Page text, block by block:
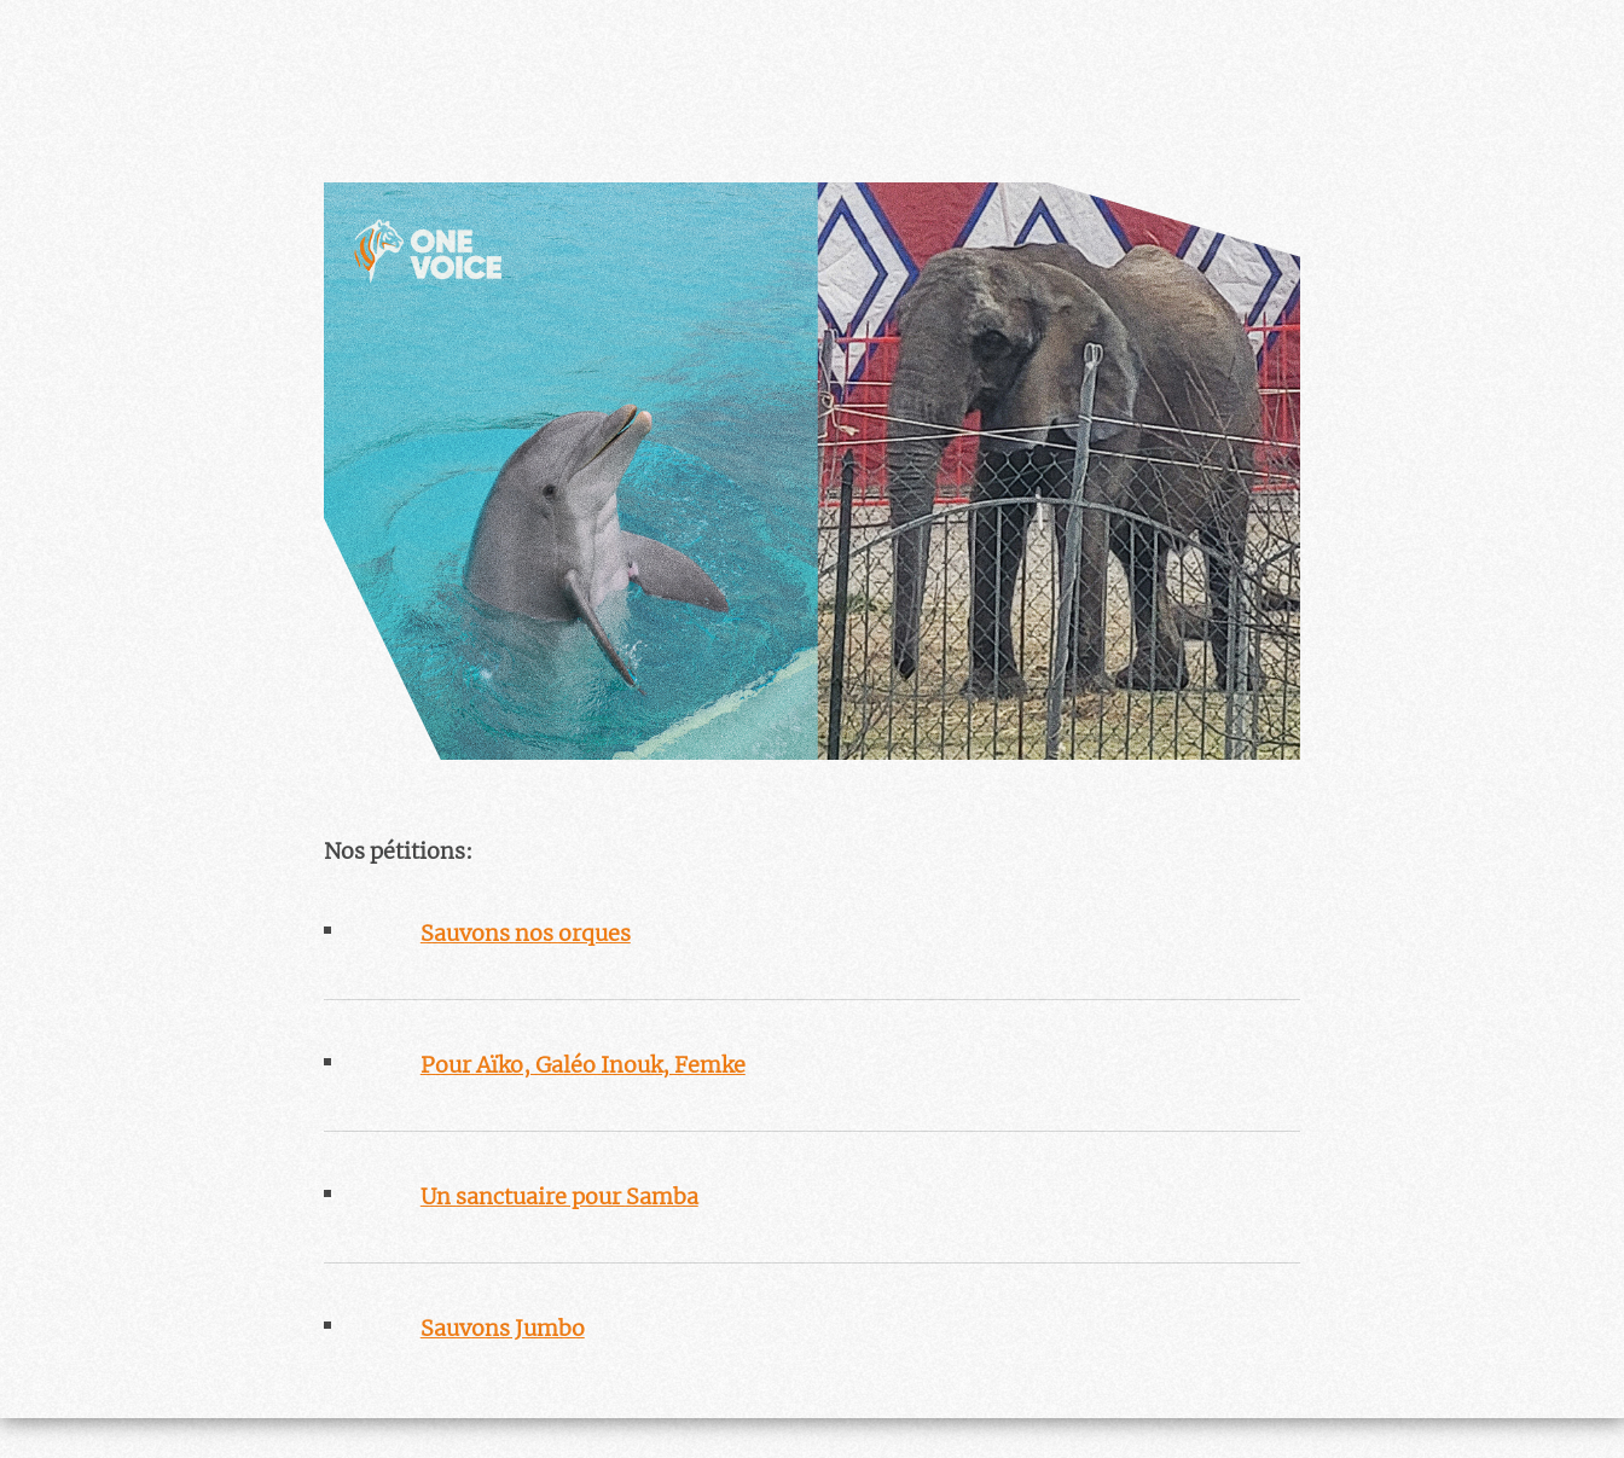
Nos pétitions:
Sauvons nos orques
Pour Aïko, Galéo Inouk, Femke
Un sanctuaire pour Samba
Sauvons Jumbo